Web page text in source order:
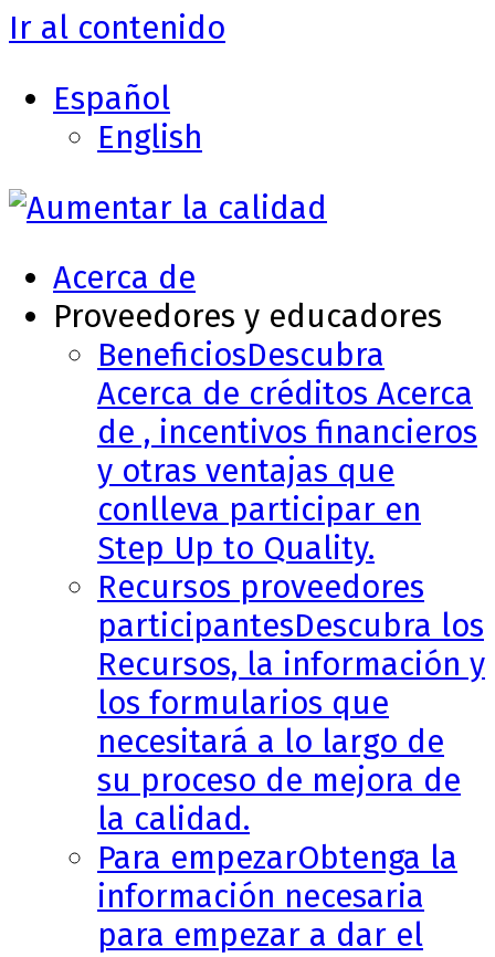
Ir al contenido
Español
English
Acerca de
Proveedores y educadores
BeneficiosDescubra
Acerca de créditos Acerca
de , incentivos financieros
y otras ventajas que
conlleva participar en
Step Up to Quality.
Recursos proveedores
participantesDescubra los
Recursos, la información y
los formularios que
necesitará a lo largo de
su proceso de mejora de
la calidad.
Para empezarObtenga la
información necesaria
para empezar a dar el